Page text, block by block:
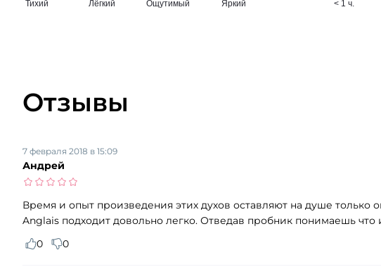
Отзывы
Андрей
7 февраля 2018 в 15:09
Время и опыт произведения этих духов оставляют на душе
Anglais подходит довольно легко. Отведав пробник понимаешь что
0
0